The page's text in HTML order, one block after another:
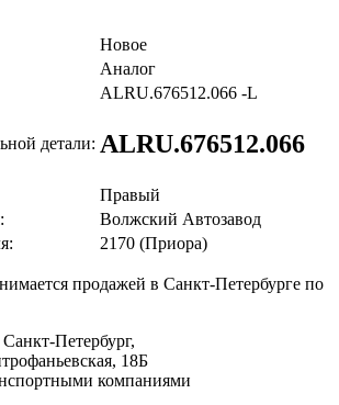
Новое
Аналог
ALRU.676512.066 -L
детали: ALRU.676512.066
Правый
Волжский Автозавод
2170 (Приора)
продажей в Санкт-Петербурге по
Петербург,
18Б
компаниями